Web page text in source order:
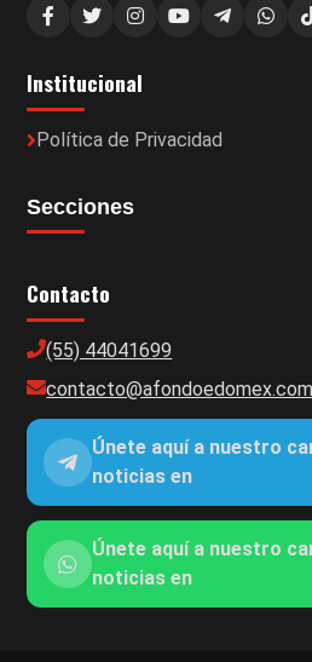
Institucional
Política de Privacidad
Secciones
Contacto
(55) 44041699
contacto@afondoedomex.com
Únete aquí a nuestro
noticias en
Únete aquí a nuestro
noticias en